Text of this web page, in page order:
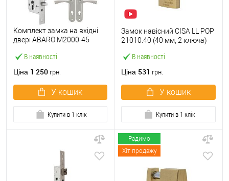
В наявності
Комплект замка на вхідні
двері ABARO M2000-45
B100 60T і ручками KEDR
Ціна 1 250 грн.
У кошик
Купити в 1 клік
В наявності
Замок навісний CISA LL POP
21010.40 (40 мм, 2 ключа)
Ціна 531 грн.
У кошик
Купити в 1 клік
Радимо
Хіт продажу